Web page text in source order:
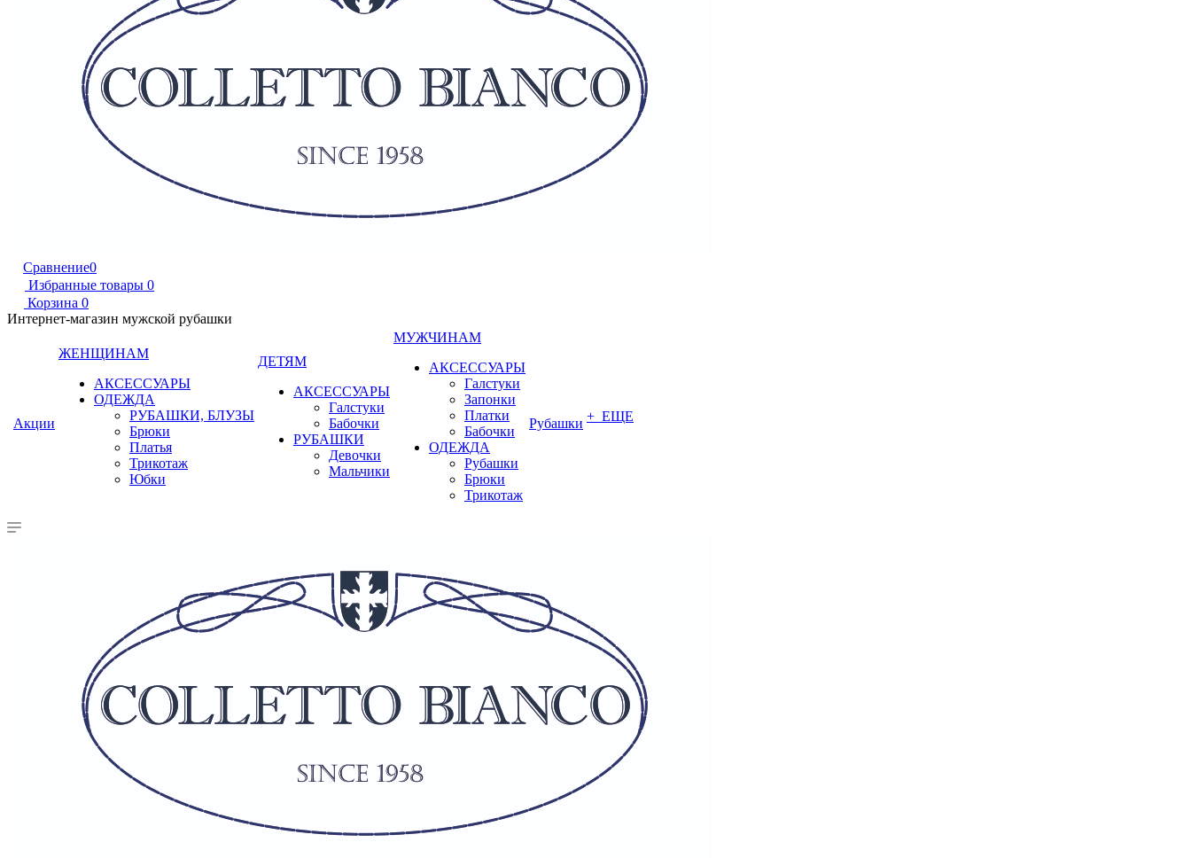
Сравнение0
Избранные товары 0
Корзина 0
Интернет-магазин мужской рубашки
Акции
ЖЕНЩИНАМ
АКСЕССУАРЫ
ОДЕЖДА
РУБАШКИ, БЛУЗЫ
Брюки
Платья
Трикотаж
Юбки
ДЕТЯМ
АКСЕССУАРЫ
Галстуки
Бабочки
РУБАШКИ
Девочки
Мальчики
МУЖЧИНАМ
АКСЕССУАРЫ
Галстуки
Запонки
Платки
Бабочки
ОДЕЖДА
Рубашки
Брюки
Трикотаж
Рубашки + ЕЩЕ